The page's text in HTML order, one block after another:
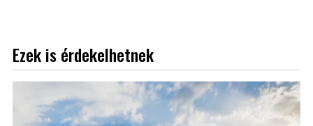
Ezek is érdekelhetnek